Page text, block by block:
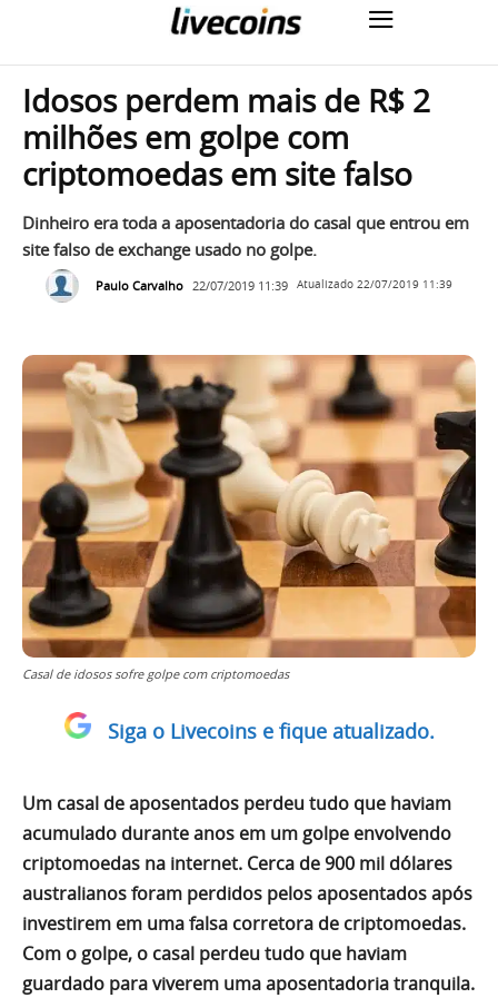
Idosos perdem mais de R$ 2
milhões em golpe com
criptomoedas em site falso
Dinheiro era toda a aposentadoria do casal que entrou em
site falso de exchange usado no golpe.
Paulo Carvalho 22/07/2019 11:39 Atualizado 22/07/2019 11:39
Casal de idosos sofre golpe com criptomoedas
Siga o Livecoins e fique atualizado.
Um casal de aposentados perdeu tudo que haviam
acumulado durante anos em um golpe envolvendo
criptomoedas na internet. Cerca de 900 mil dólares
australianos foram perdidos pelos aposentados após
investirem em uma falsa corretora de criptomoedas.
Com o golpe, o casal perdeu tudo que haviam
guardado para viverem uma aposentadoria tranquila.